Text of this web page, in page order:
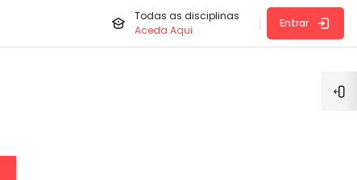
Todas as disciplinas
Aceda Aqui
Entrar